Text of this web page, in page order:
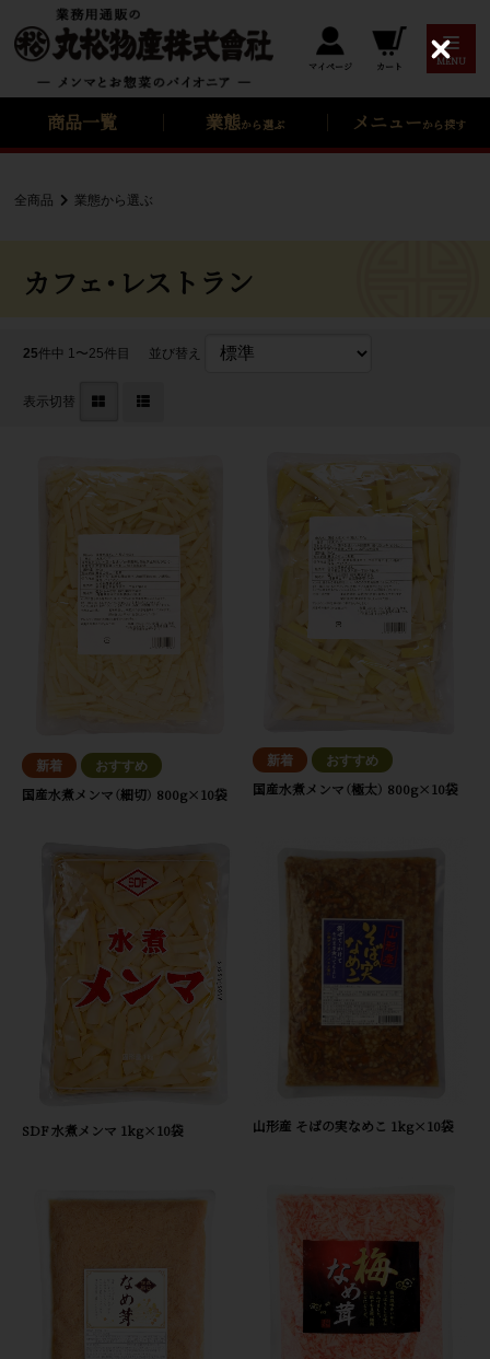
マイページ カート MENU
商品一覧 業態から選ぶ メニューから探す
全商品 業態から選ぶ
カフェ・レストラン
25件中 1〜25件目 並び替え
表示切替
国産水煮メンマ（細切） 800g×10袋 国産水煮メンマ（極太） 800g×10袋
SDF 水煮メンマ 1kg×10袋 山形産 そばの実なめこ 1kg×10袋
C
l
e